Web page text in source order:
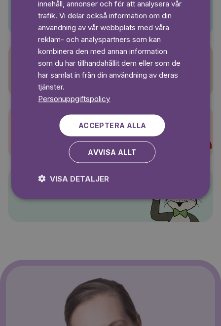
Sagasagor
Super-Charlie
innehåll, annonser och för att analysera vår
trafik. Vi delar också information om din
användning av vår webbplats med våra
reklam- och analyspartners som kan
kombinera den med annan information
som du har tillhandahållit dem eller som de
har samlat in från din användning av deras
tjänster.
Personuppgiftspolicy
ACCEPTERA ALLA
AVVISA ALLT
VISA DETALJER